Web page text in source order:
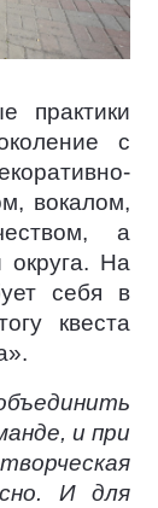
практики
с
вокалом,
а
округа. На
себя в
квеста
и при
И для